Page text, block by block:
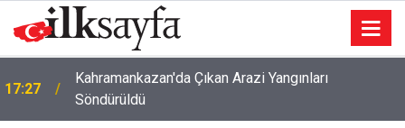
17:27
Kahramankazan'da Çıkan Arazi Yangınları
Söndürüldü